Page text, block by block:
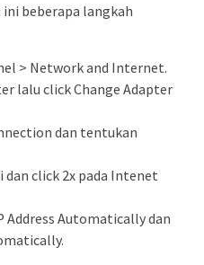
beberapa langkah
> Network and Internet.
lalu click Change Adapter
dan tentukan
click 2x pada Intenet
Address Automatically dan